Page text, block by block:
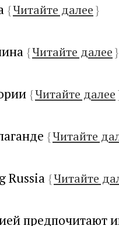
{Читайте далее}
{Читайте далее}
{Читайте далее
{Читайте
Russia {Читайте
предпочитают